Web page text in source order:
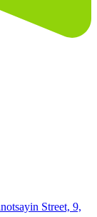
Street, 9,